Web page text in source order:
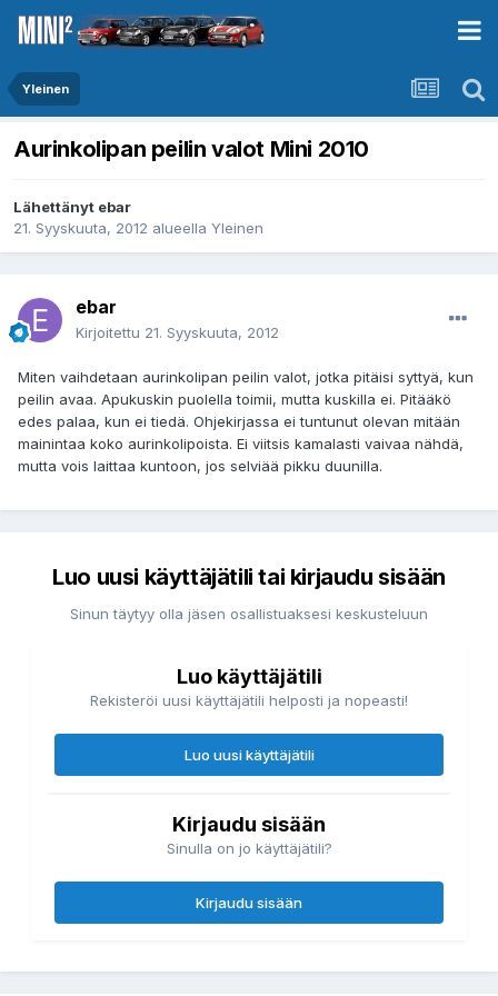
Yleinen
Aurinkolipan peilin valot Mini 2010
Lähettänyt ebar
21. Syyskuuta, 2012 alueella Yleinen
ebar
Kirjoitettu 21. Syyskuuta, 2012
Miten vaihdetaan aurinkolipan peilin valot, jotka pitäisi syttyä, kun
peilin avaa. Apukuskin puolella toimii, mutta kuskilla ei. Pitääkö
edes palaa, kun ei tiedä. Ohjekirjassa ei tuntunut olevan mitään
mainintaa koko aurinkolipoista. Ei viitsis kamalasti vaivaa nähdä,
mutta vois laittaa kuntoon, jos selviää pikku duunilla.
Luo uusi käyttäjätili tai kirjaudu sisään
Sinun täytyy olla jäsen osallistuaksesi keskusteluun
Luo käyttäjätili
Rekisteröi uusi käyttäjätili helposti ja nopeasti!
Luo uusi käyttäjätili
Kirjaudu sisään
Sinulla on jo käyttäjätili?
Kirjaudu sisään